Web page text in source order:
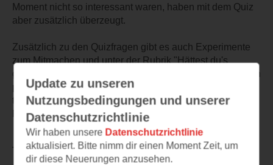
Moment nicht so interessant waren, haben mit dem Quiz
aber zusätzlich überzeugt.
Zusätzlich zu den Quizfragen gibt es auch Experimente
zum Mitmachen und unter der Rubrik "Hättest du's
gewusst?" werden interessante Fakten und Insiderwissen
präsentiert. Alles absolut altersgerecht gestaltet und mit
tollen Bildern ergänzt.
Für jung und alt, einfach nur ein tolles Lexikon!
TEILEN
Update zu unseren
Nutzungsbedingungen und unserer
Datenschutzrichtlinie
Wir haben unsere Datenschutzrichtlinie
aktualisiert. Bitte nimm dir einen Moment Zeit, um
dir diese Neuerungen anzusehen.